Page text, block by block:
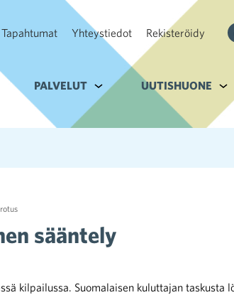
Tapahtumat Yhteystiedot Rekisteröidy
kohteelle Kaupan ala
PALVELUT Alavalikko kohteelle Palvelut
UUTISHUONE
sääntely
kilpailussa. Suomalaisen kuluttajan taskusta